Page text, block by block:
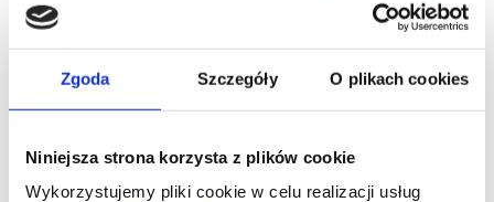
Zgoda Szczegóły O plikach cookies
Niniejsza strona korzysta z plików cookie
Wykorzystujemy pliki cookie w celu realizacji usług